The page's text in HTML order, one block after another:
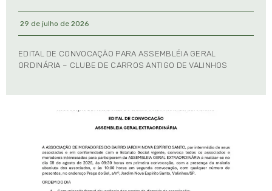
29 de julho de 2026
EDITAL DE CONVOCAÇÃO PARA ASSEMBLÉIA GERAL
ORDINÁRIA – CLUBE DE CARROS ANTIGO DE VALINHOS